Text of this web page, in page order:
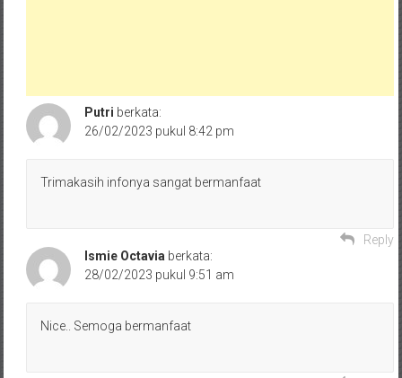
Putri berkata:
26/02/2023 pukul 8:42 pm
Trimakasih infonya sangat bermanfaat
Reply
Ismie Octavia berkata:
28/02/2023 pukul 9:51 am
Nice.. Semoga bermanfaat